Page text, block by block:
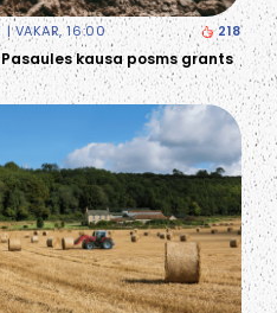
| VAKAR, 16:00 218
kausa posms grants